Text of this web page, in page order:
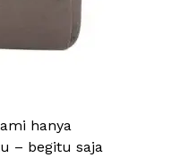
hanya
– begitu saja